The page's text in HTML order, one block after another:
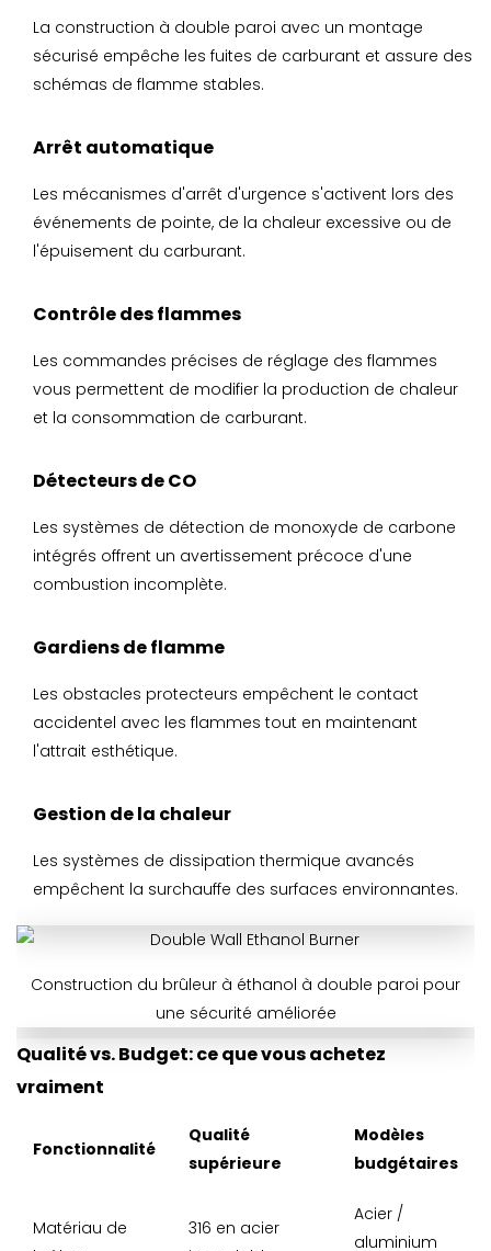
La construction à double paroi avec un montage
sécurisé empêche les fuites de carburant et assure des
schémas de flamme stables.
Arrêt automatique
Les mécanismes d'arrêt d'urgence s'activent lors des
événements de pointe, de la chaleur excessive ou de
l'épuisement du carburant.
Contrôle des flammes
Les commandes précises de réglage des flammes
vous permettent de modifier la production de chaleur
et la consommation de carburant.
Détecteurs de CO
Les systèmes de détection de monoxyde de carbone
intégrés offrent un avertissement précoce d'une
combustion incomplète.
Gardiens de flamme
Les obstacles protecteurs empêchent le contact
accidentel avec les flammes tout en maintenant
l'attrait esthétique.
Gestion de la chaleur
Les systèmes de dissipation thermique avancés
empêchent la surchauffe des surfaces environnantes.
Construction du brûleur à éthanol à double paroi pour
une sécurité améliorée
Qualité vs. Budget: ce que vous achetez
vraiment
Fonctionnalité
Qualité
supérieure
Modèles
budgétaires
Matériau de
316 en acier
Acier /
aluminium